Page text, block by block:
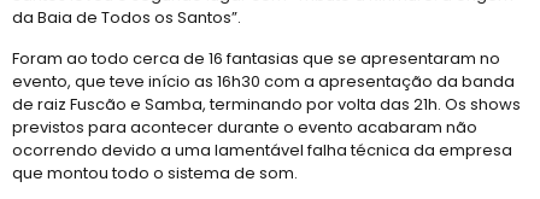
da Baia de Todos os Santos”.
Foram ao todo cerca de 16 fantasias que se apresentaram no
evento, que teve início as 16h30 com a apresentação da banda
de raiz Fuscão e Samba, terminando por volta das 21h. Os shows
previstos para acontecer durante o evento acabaram não
ocorrendo devido a uma lamentável falha técnica da empresa
que montou todo o sistema de som.